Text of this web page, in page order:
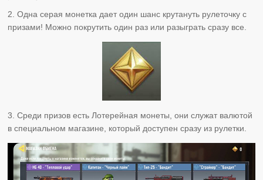
2. Одна серая монетка дает один шанс крутануть рулеточку с
призами! Можно покрутить один раз или разыграть сразу все.
3. Среди призов есть Лотерейная монеты, они служат валютой
в специальном магазине, который доступен сразу из рулетки.